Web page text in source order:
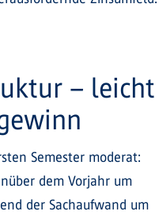
– leicht
Semester moderat:
dem Vorjahr um
der Sachaufwand um